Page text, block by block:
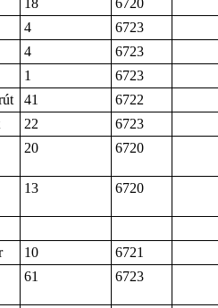
18
6720
4
6723
4
6723
1
6723
41
6722
22
6723
20 6720
13 6720
10
6721
61 6723